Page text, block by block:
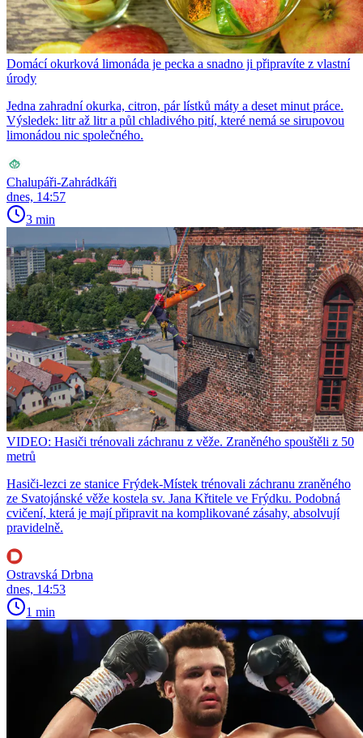
Domácí okurková limonáda je pecka a snadno ji připravíte z vlastní
úrody
Jedna zahradní okurka, citron, pár lístků máty a deset minut práce.
Výsledek: litr až litr a půl chladivého pití, které nemá se sirupovou
limonádou nic společného.
Chalupáři-Zahrádkáři
dnes, 14:57
3 min
VIDEO: Hasiči trénovali záchranu z věže. Zraněného spouštěli z 50
metrů
Hasiči-lezci ze stanice Frýdek-Místek trénovali záchranu zraněného
ze Svatojánské věže kostela sv. Jana Křtitele ve Frýdku. Podobná
cvičení, která je mají připravit na komplikované zásahy, absolvují
pravidelně.
Ostravská Drbna
dnes, 14:53
1 min